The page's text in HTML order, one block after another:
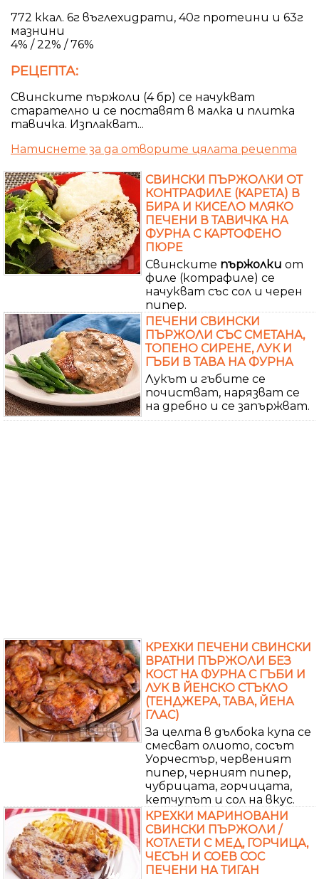
772 ккал. 6г въглехидрати, 40г протеини и 63г
мазнини
4% / 22% / 76%
РЕЦЕПТА:
Свинските пържоли (4 бр) се начукват
старателно и се поставят в малка и плитка
тавичка. Изплакват...
Натиснете за да отворите цялата рецепта
СВИНСКИ ПЪРЖОЛКИ ОТ
КОНТРАФИЛЕ (КАРЕТА) В
БИРА И КИСЕЛО МЛЯКО
ПЕЧЕНИ В ТАВИЧКА НА
ФУРНА С КАРТОФЕНО
ПЮРЕ
Свинските пържолки от
филе (котрафиле) се
начукват със сол и черен
пипер.
ПЕЧЕНИ СВИНСКИ
ПЪРЖОЛИ СЪС СМЕТАНА,
ТОПЕНО СИРЕНЕ, ЛУК И
ГЪБИ В ТАВА НА ФУРНА
Лукът и гъбите се
почистват, нарязват се
на дребно и се запържват.
КРЕХКИ ПЕЧЕНИ СВИНСКИ
ВРАТНИ ПЪРЖОЛИ БЕЗ
КОСТ НА ФУРНА С ГЪБИ И
ЛУК В ЙЕНСКО СТЪКЛО
(ТЕНДЖЕРА, ТАВА, ЙЕНА
ГЛАС)
За целта в дълбока купа се
смесват олиото, сосът
Уорчестър, червеният
пипер, черният пипер,
чубрицата, горчицата,
кетчупът и сол на вкус.
КРЕХКИ МАРИНОВАНИ
СВИНСКИ ПЪРЖОЛИ /
КОТЛЕТИ С МЕД, ГОРЧИЦА,
ЧЕСЪН И СОЕВ СОС
ПЕЧЕНИ НА ТИГАН